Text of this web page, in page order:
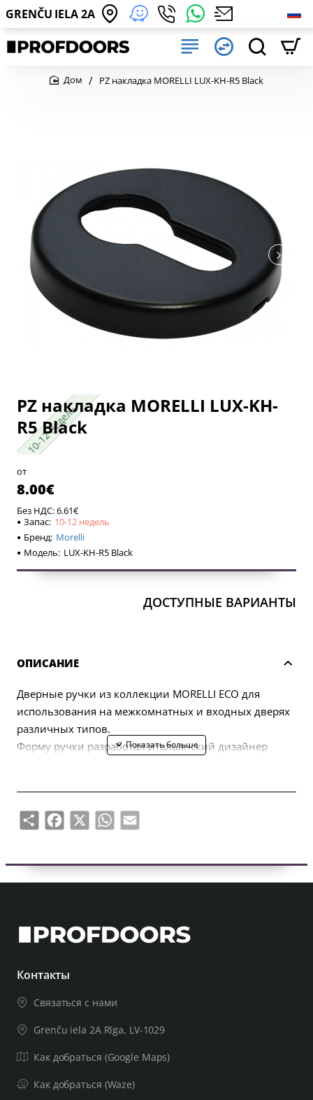
GRENČU IELA 2A
PZ накладка MORELLI LUX-KH-R5 Black
10-12 недель
10-12 недель
PZ накладка MORELLI LUX-KH-
R5 Black
от
8.00€
Без НДС: 6.61€
Запас: 10-12 недель
Бренд: Morelli
Модель: LUX-KH-R5 Black
ДОСТУПНЫЕ ВАРИАНТЫ
ОПИСАНИЕ
Дверные ручки из коллекции MORELLI ECO для
использования на межкомнатных и входных дверях
различных типов.
Форму ручки разработал итальянский дизайнер
четырехгранный стержень, шестигранный ключ).
ShareFacebook
X WhatsApp
Email
Контакты
Связаться с нами
Grenču iela 2A Rīga, LV-1029
Как добраться (Google Maps)
Как добраться (Waze)